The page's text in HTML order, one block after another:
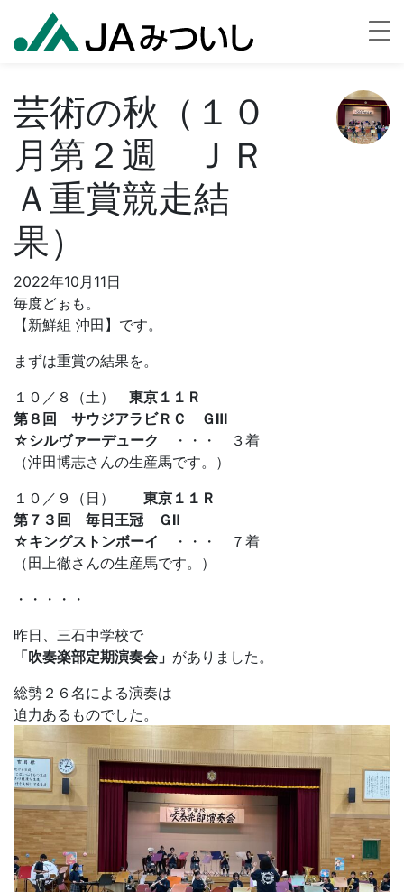
芸術の秋（１０
月第２週 ＪＲ
Ａ重賞競走結
果）
2022年10月11日
毎度どぉも。
【新鮮組 沖田】です。
まずは重賞の結果を。
１０／８（土） 東京１１Ｒ
第８回 サウジアラビＲＣ ＧⅢ
☆シルヴァーデューク ・・・ ３着
（沖田博志さんの生産馬です。）
１０／９（日） 東京１１Ｒ
第７３回 毎日王冠 ＧⅡ
☆キングストンボーイ ・・・ ７着
（田上徹さんの生産馬です。）
・・・・・
昨日、三石中学校で
「吹奏楽部定期演奏会」 がありました。
総勢２６名による演奏は
迫力あるものでした。